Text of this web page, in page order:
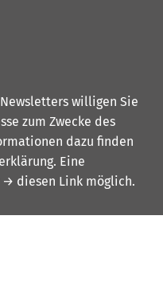
willigen Sie
zum Zwecke des
dazu finden
. Eine
→ diesen Link möglich.